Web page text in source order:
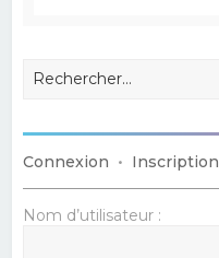
Connexion • Inscription
Nom d’utilisateur :